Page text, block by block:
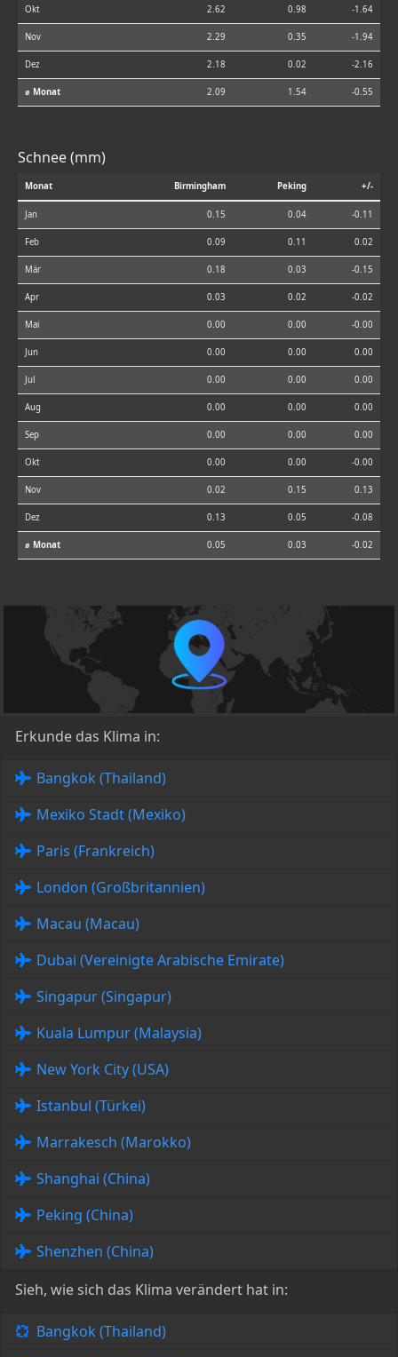
Okt 2.62 0.98 -1.64
Nov 2.29 0.35 -1.94
Dez 2.18 0.02 -2.16
⌀ Monat 2.09 1.54 -0.55
Schnee (mm)
Monat Birmingham Peking +/-
Jan 0.15 0.04 -0.11
Feb 0.09 0.11 0.02
Mär 0.18 0.03 -0.15
Apr 0.03 0.02 -0.02
Mai 0.00 0.00 -0.00
Jun 0.00 0.00 0.00
Jul 0.00 0.00 0.00
Aug 0.00 0.00 0.00
Sep 0.00 0.00 0.00
Okt 0.00 0.00 -0.00
Nov 0.02 0.15 0.13
Dez 0.13 0.05 -0.08
⌀ Monat 0.05 0.03 -0.02
Erkunde das Klima in:
Bangkok (Thailand)
Mexiko Stadt (Mexiko)
Paris (Frankreich)
London (Großbritannien)
Macau (Macau)
Dubai (Vereinigte Arabische Emirate)
Singapur (Singapur)
Kuala Lumpur (Malaysia)
New York City (USA)
Istanbul (Türkei)
Marrakesch (Marokko)
Shanghai (China)
Peking (China)
Shenzhen (China)
Sieh, wie sich das Klima verändert hat in:
Bangkok (Thailand)